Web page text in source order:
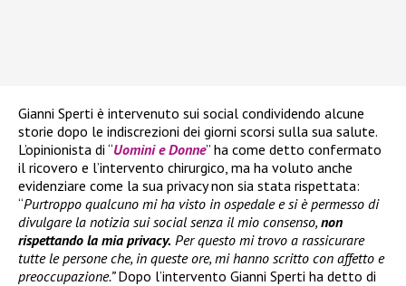
Gianni Sperti è intervenuto sui social condividendo alcune
storie dopo le indiscrezioni dei giorni scorsi sulla sua salute.
L’opinionista di “Uomini e Donne” ha come detto confermato
il ricovero e l’intervento chirurgico, ma ha voluto anche
evidenziare come la sua privacy non sia stata rispettata:
“Purtroppo qualcuno mi ha visto in ospedale e si è permesso di
divulgare la notizia sui social senza il mio consenso, non
rispettando la mia privacy. Per questo mi trovo a rassicurare
tutte le persone che, in queste ore, mi hanno scritto con affetto e
preoccupazione.”Dopo l’intervento Gianni Sperti ha detto di